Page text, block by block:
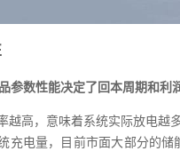
参数性能决定了回本周期和利
越高，意味着系统实际放电越
充电量，目前市面大部分的